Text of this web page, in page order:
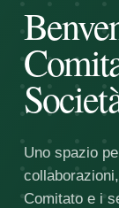
Uno spazio
Comitato e i